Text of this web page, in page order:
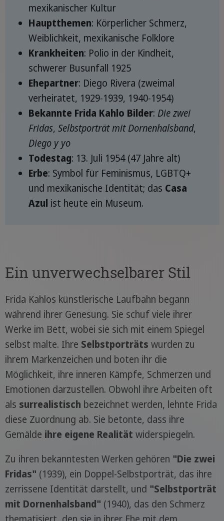
mexikanischer Kultur
Hauptthemen: Körperlicher Schmerz,
Weiblichkeit, mexikanische Folklore
Krankheiten: Polio in der Kindheit,
schwerer Busunfall 1925
Ehepartner: Diego Rivera (zweimal
verheiratet, 1929-1939, 1940-1954)
Bekannte Frida Kahlo Bilder: Die zwei
Fridas, Selbstporträt mit Dornenhalsband,
Diego y yo
Todestag: 13. Juli 1954 (47 Jahre alt)
Erbe: Symbol für Feminismus, LGBTQ+
und mexikanische Identität; das Casa
Azul ist heute ein Museum.
Ein unverwechselbarer Stil
Frida Kahlos künstlerische Laufbahn begann
während ihrer Genesung. Sie schuf viele ihrer
Werke im Bett, wobei sie sich mit einem Spiegel
selbst malte. Ihre Selbstporträts wurden zu
ihrem Markenzeichen und boten ihr die
Möglichkeit, ihre inneren Kämpfe, Schmerzen und
Emotionen darzustellen. Obwohl ihre Arbeiten oft
als surrealistisch bezeichnet werden, lehnte Frida
diese Zuordnung ab. Sie betonte, dass ihre
Gemälde ihre eigene Realität widerspiegeln.
Zu ihren bekanntesten Werken gehören "Die zwei
Fridas" (1939), ein Doppel-Selbstporträt, das ihre
zerrissene Identität darstellt, und "Selbstporträt
mit Dornenhalsband" (1940), das den Schmerz